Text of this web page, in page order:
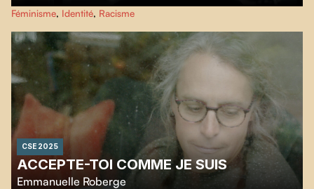
Élevée dans une famille adoptive blanche, une jeune cinéaste métisse se
penche sur le racisme internalisé et normalisé qui l’entoure, dans une quête
émouvante et introspective à travers laquelle elle cherche à recomposer le
puzzle identitaire et familial qui est le sien.
Féminisme, Identité, Racisme
CSE 2025
ACCEPTE-TOI COMME JE SUIS
Emmanuelle Roberge